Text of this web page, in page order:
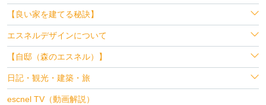
【良い家を建てる秘訣】
エスネルデザインについて
【自邸（森のエスネル）】
日記・観光・建築・旅
escnel TV（動画解説）